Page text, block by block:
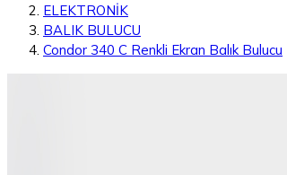
ELEKTRONİK
BALIK BULUCU
Condor 340 C Renkli Ekran Balık Bulucu